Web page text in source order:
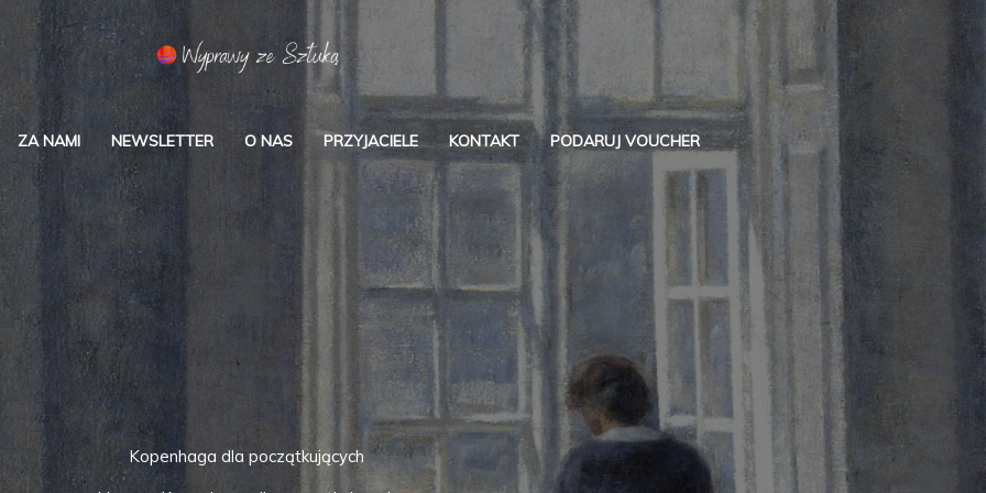
ZA NAMI NEWSLETTER O NAS PRZYJACIELE KONTAKT PODARUJ VOUCHER Szukaj
Kopenhaga dla początkujących